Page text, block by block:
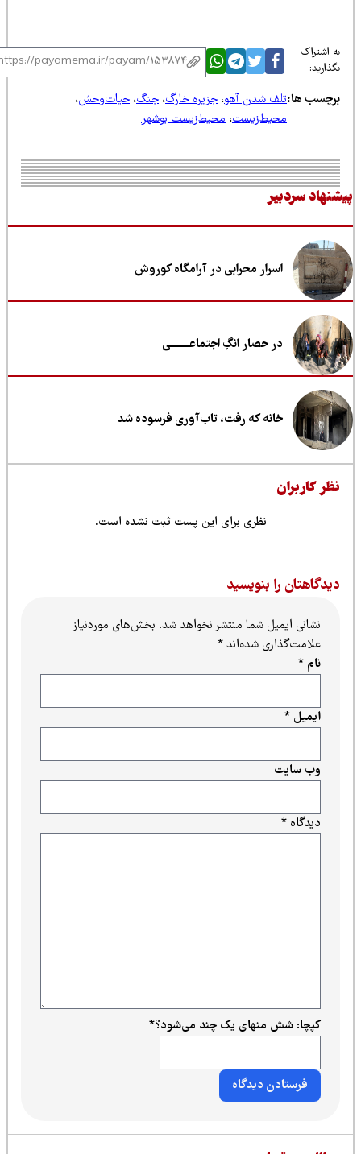
اشتراک
ها:تلف شدن آهو،جزیره خارگ،جنگ ،حیات‌وحش،
محیط‌زیست،محیط‌زیست بوشهر
سردبیر
اسرار محرابی در آرامگاه کوروش
در حصار انگِ اجتماعــــــــی
خانه که رفت، تاب‌آوری فرسوده شد
کاربران
نظری برای این پست ثبت نشده است.
را بنویسید
نشانی ایمیل شما منتشر نخواهد شد.بخش‌های موردنیاز
علامت‌گذاری شده‌اند*
دیدگاه*
ایمیل*
وب‌ سایت
کپچا: شش منهای یک چند می‌شود؟*